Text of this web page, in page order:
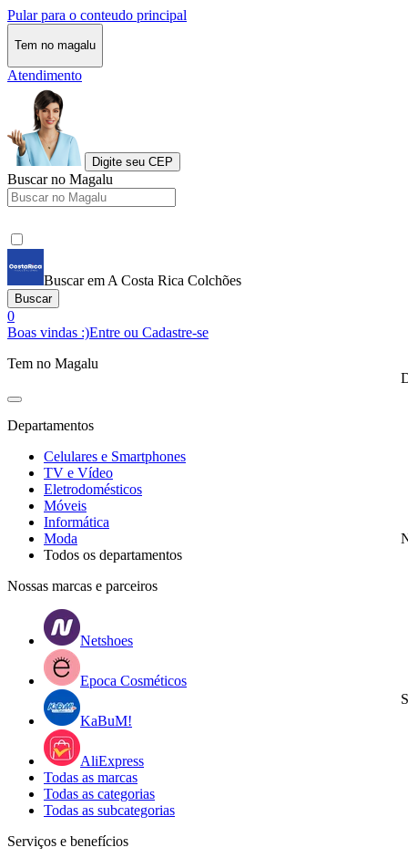
Pular para o conteudo principal
Tem no magalu
Atendimento
Digite seu CEP
Buscar no Magalu
Buscar em A Costa Rica Colchões
Buscar
0
Boas vindas :)Entre ou Cadastre-se
Tem no Magalu
Departamentos
Celulares e Smartphones
TV e Vídeo
Eletrodomésticos
Móveis
Informática
Moda
Todos os departamentos
Nossas marcas e parceiros
Netshoes
Epoca Cosméticos
KaBuM!
AliExpress
Todas as marcas
Todas as categorias
Todas as subcategorias
Serviços e benefícios